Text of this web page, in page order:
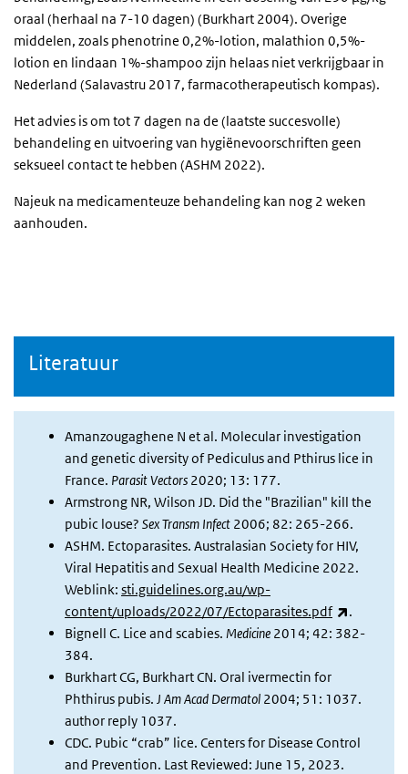
oraal (herhaal na 7-10 dagen) (Burkhart 2004). Overige
middelen, zoals phenotrine 0,2%-lotion, malathion 0,5%-
lotion en lindaan 1%-shampoo zijn helaas niet verkrijgbaar in
Nederland (Salavastru 2017, farmacotherapeutisch kompas).
Het advies is om tot 7 dagen na de (laatste succesvolle)
behandeling en uitvoering van hygiënevoorschriften geen
seksueel contact te hebben (ASHM 2022).
Najeuk na medicamenteuze behandeling kan nog 2 weken
aanhouden.
Literatuur
Amanzougaghene N et al. Molecular investigation
and genetic diversity of Pediculus and Pthirus lice in
France. Parasit Vectors 2020; 13: 177.
Armstrong NR, Wilson JD. Did the "Brazilian" kill the
pubic louse? Sex Transm Infect 2006; 82: 265-266.
ASHM. Ectoparasites. Australasian Society for HIV,
Viral Hepatitis and Sexual Health Medicine 2022.
Weblink: sti.guidelines.org.au/wp-
content/uploads/2022/07/Ectoparasites.pdf
(externe
.
Bignell C. Lice and scabies. Medicine 2014; 42: 382-
384.
Burkhart CG, Burkhart CN. Oral ivermectin for
Phthirus pubis. J Am Acad Dermatol 2004; 51: 1037.
author reply 1037.
CDC. Pubic “crab” lice. Centers for Disease Control
and Prevention. Last Reviewed: June 15, 2023.